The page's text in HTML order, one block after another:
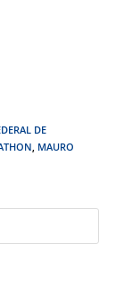
DE
MAURO
a